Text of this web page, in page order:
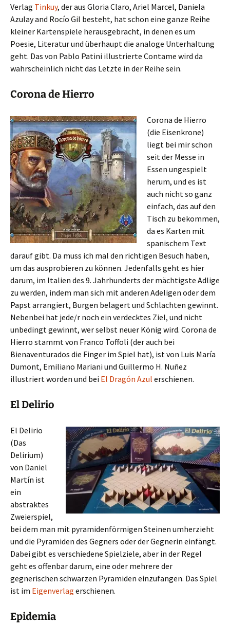
Verlag Tinkuy, der aus Gloria Claro, Ariel Marcel, Daniela
Azulay and Rocío Gil besteht, hat schon eine ganze Reihe
kleiner Kartenspiele herausgebracht, in denen es um
Poesie, Literatur und überhaupt die analoge Unterhaltung
geht. Das von Pablo Patini illustrierte Contame wird da
wahrscheinlich nicht das Letzte in der Reihe sein.
Corona de Hierro
Corona de Hierro
(die Eisenkrone)
liegt bei mir schon
seit der Messe in
Essen ungespielt
herum, und es ist
auch nicht so ganz
einfach, das auf den
Tisch zu bekommen,
da es Karten mit
spanischem Text
darauf gibt. Da muss ich mal den richtigen Besuch haben,
um das ausprobieren zu können. Jedenfalls geht es hier
darum, im Italien des 9. Jahrhunderts der mächtigste Adlige
zu werden, indem man sich mit anderen Adeligen oder dem
Papst arrangiert, Burgen belagert und Schlachten gewinnt.
Nebenbei hat jede/r noch ein verdecktes Ziel, und nicht
unbedingt gewinnt, wer selbst neuer König wird. Corona de
Hierro stammt von Franco Toffoli (der auch bei
Bienaventurados die Finger im Spiel hat), ist von Luis María
Dumont, Emiliano Mariani und Guillermo H. Nuñez
illustriert worden und bei El Dragón Azul erschienen.
El Delirio
El Delirio
(Das
Delirium)
von Daniel
Martín ist
ein
abstraktes
Zweierspiel,
bei dem man mit pyramidenförmigen Steinen umherzieht
und die Pyramiden des Gegners oder der Gegnerin einfängt.
Dabei gibt es verschiedene Spielziele, aber in der Regel
geht es offenbar darum, eine oder mehrere der
gegnerischen schwarzen Pyramiden einzufangen. Das Spiel
ist im Eigenverlag erschienen.
Epidemia